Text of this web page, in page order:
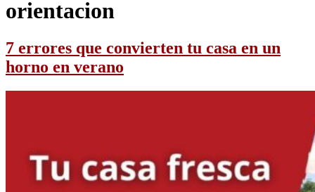
orientacion
7 errores que convierten tu casa en un
horno en verano